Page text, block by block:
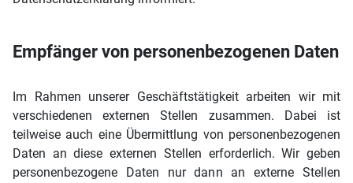
Empfänger von personenbezogenen Daten
Im Rahmen unserer Geschäftstätigkeit arbeiten wir mit
verschiedenen externen Stellen zusammen. Dabei ist
teilweise auch eine Übermittlung von personenbezogenen
Daten an diese externen Stellen erforderlich. Wir geben
personenbezogene Daten nur dann an externe Stellen